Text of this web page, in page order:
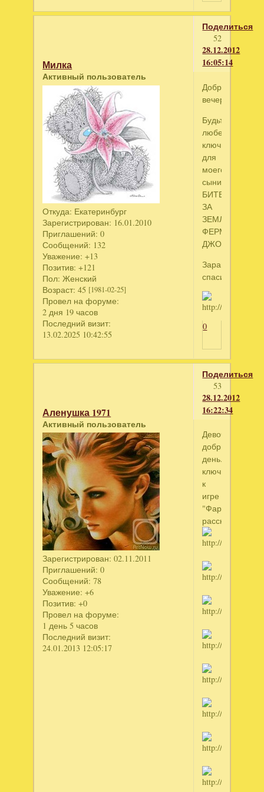
Поделиться
52
28.12.2012
16:05:14
Милка
Активный пользователь
Откуда: Екатеринбург
Зарегистрирован: 16.01.2010
Приглашений: 0
Сообщений: 132
Уважение: +13
Позитив: +121
Пол: Женский
Возраст: 45 [1981-02-25]
Провел на форуме:
2 дня 19 часов
Последний визит:
13.02.2025 10:42:55
Добрый
вечер!!!
Будьте
любезны
ключики
для
моего
сынишки!!!
БИТВА
ЗА
ЗЕМЛЮ
ФЕРМА
ДЖО
Заранее
спасибо!!!
0
Поделиться
53
28.12.2012
16:22:34
Аленушка 1971
Активный пользователь
Зарегистрирован: 02.11.2011
Приглашений: 0
Сообщений: 78
Уважение: +6
Позитив: +0
Провел на форуме:
1 день 5 часов
Последний визит:
24.01.2013 12:05:17
Девочки
добрый
день.Можно
ключи
к
игре
рассказ